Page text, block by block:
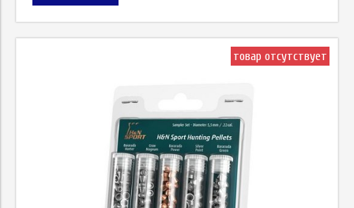
товар отсутствует